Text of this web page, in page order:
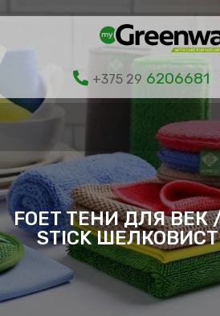
+375 29 6206681
FOET ТЕНИ ДЛЯ ВЕК /
STICK